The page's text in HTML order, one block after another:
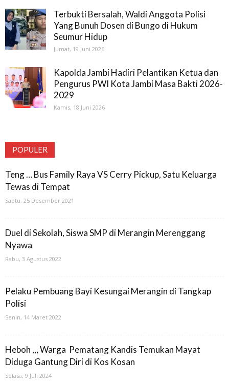
Terbukti Bersalah, Waldi Anggota Polisi
Yang Bunuh Dosen di Bungo di Hukum
Seumur Hidup
Jumat, 19 Juni 2026
Kapolda Jambi Hadiri Pelantikan Ketua dan
Pengurus PWI Kota Jambi Masa Bakti 2026-
2029
Kamis, 18 Juni 2026
POPULER
Teng … Bus Family Raya VS Cerry Pickup, Satu Keluarga
Tewas di Tempat
Sabtu, 25 Desember 2021
Duel di Sekolah, Siswa SMP di Merangin Merenggang
Nyawa
Rabu, 3 Agustus 2022
Pelaku Pembuang Bayi Kesungai Merangin di Tangkap
Polisi
Senin, 14 Maret 2022
Heboh ,,, Warga Pematang Kandis Temukan Mayat
Diduga Gantung Diri di Kos Kosan
Selasa, 9 Juli 2024